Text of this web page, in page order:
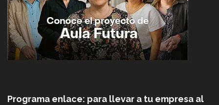
Programa enlace: para llevar a tu empresa al